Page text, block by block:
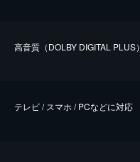
⾼⾳質（DOLBY DIGITAL PLUS）
テレビ / スマホ / PCなどに対応